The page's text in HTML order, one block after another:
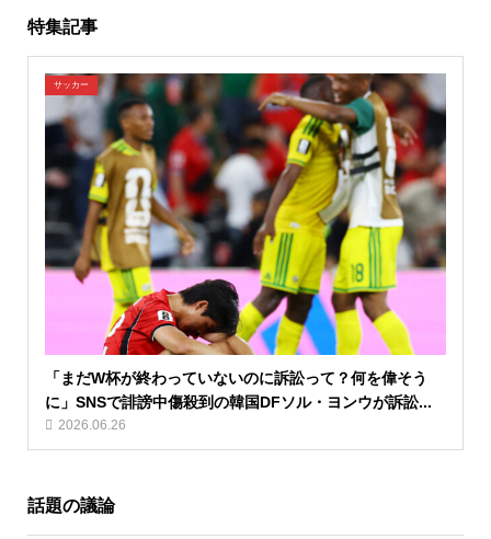
特集記事
サッカー
「まだW杯が終わっていないのに訴訟って？何を偉そう
に」SNSで誹謗中傷殺到の韓国DFソル・ヨンウが訴訟...
2026.06.26
話題の議論